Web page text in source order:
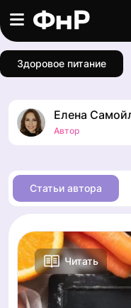
Здоровое питание
Статьи автора
Читать
Елена
Автор